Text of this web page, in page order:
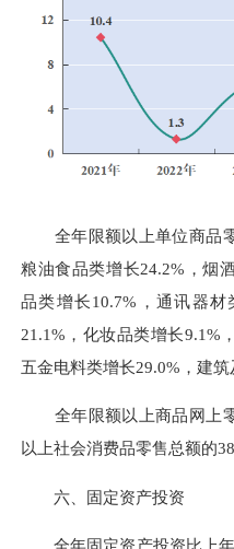
全年限额以上单位商品零
粮油食品类增长24.2%，烟
品类增长10.7%，通讯器
21.1%，化妆品类增长9.1%
五金电料类增长29.0%，建筑
全年限额以上商品网上零
以上社会消费品零售总额的
六、固定资产投资
全年固定资产投资比上年